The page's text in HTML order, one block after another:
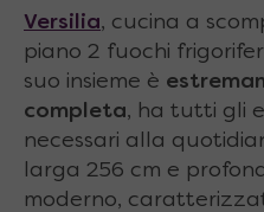
Versilia, cucina a
piano 2 fuochi
suo insieme è
completa, ha tutti gli
necessari alla
larga 256 cm e
moderno,